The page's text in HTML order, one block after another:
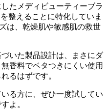
たメディビューティーブラ
整えることに特化していま
は、乾燥肌や敏感肌の救世
いた製品設計は、まさにダ
香料でベタつきにくい使用
るはずです。
る方に、ぜひ一度試してい
よ。